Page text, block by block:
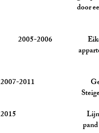
door een
2005-2006
2007-2011
2015
pand met